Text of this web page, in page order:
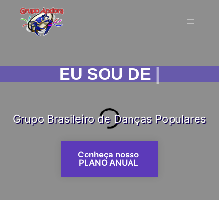
EU SOU DE ANDORA!
Grupo Brasileiro de Danças Populares
Conheça nosso
PLANO ANUAL